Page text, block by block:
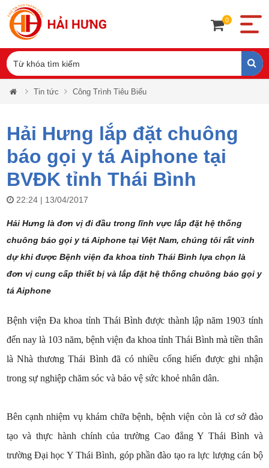
0
Tin tức Công Trình Tiêu Biểu
Hải Hưng lắp đặt chuông
báo gọi y tá Aiphone tại
BVĐK tỉnh Thái Bình
22:24 | 13/04/2017
Hải Hưng là đơn vị đi đầu trong lĩnh vực lắp đặt hệ thống
chuông báo gọi y tá Aiphone tại Việt Nam, chúng tôi rất vinh
dự khi được Bệnh viện đa khoa tỉnh Thái Bình lựa chọn là
đơn vị cung cấp thiết bị và lắp đặt hệ thống chuông báo gọi y
tá Aiphone
Bệnh viện Đa khoa tỉnh Thái Bình được thành lập năm 1903 tính
đến nay là 103 năm,bệnh viện đa khoa tỉnh Thái Bình mà tiền thân
là Nhà thương Thái Bình đã có nhiều cống hiến được ghi nhận
trong sự nghiệp chăm sóc và bảo vệ sức khoẻ nhân dân.
Bên cạnh nhiệm vụ khám chữa bệnh, bệnh viện còn là cơ sở đào
tạo và thực hành chính của trường Cao đẳng Y Thái Bình và
trường Đại học Y Thái Bình, góp phần đào tạo ra lực lượng cán bộ